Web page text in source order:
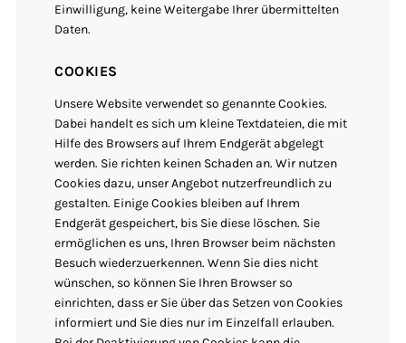
Einwilligung, keine Weitergabe Ihrer übermittelten
Daten.
COOKIES
Unsere Website verwendet so genannte Cookies.
Dabei handelt es sich um kleine Textdateien, die mit
Hilfe des Browsers auf Ihrem Endgerät abgelegt
werden. Sie richten keinen Schaden an. Wir nutzen
Cookies dazu, unser Angebot nutzerfreundlich zu
gestalten. Einige Cookies bleiben auf Ihrem
Endgerät gespeichert, bis Sie diese löschen. Sie
ermöglichen es uns, Ihren Browser beim nächsten
Besuch wiederzuerkennen. Wenn Sie dies nicht
wünschen, so können Sie Ihren Browser so
einrichten, dass er Sie über das Setzen von Cookies
informiert und Sie dies nur im Einzelfall erlauben.